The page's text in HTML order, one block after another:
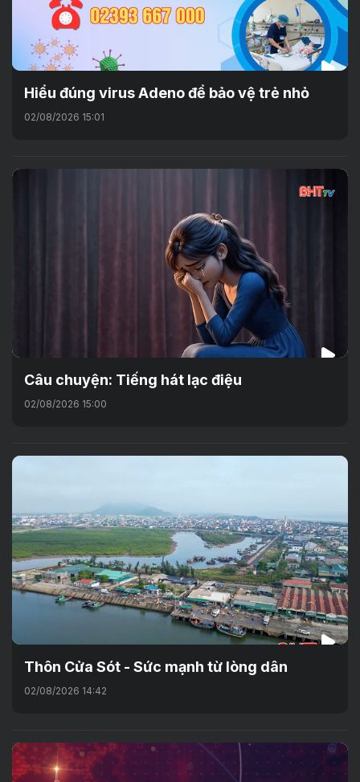
Hiểu đúng virus Adeno để bảo vệ trẻ nhỏ
02/08/2026 15:01
Câu chuyện: Tiếng hát lạc điệu
02/08/2026 15:00
Thôn Cửa Sót - Sức mạnh từ lòng dân
02/08/2026 14:42